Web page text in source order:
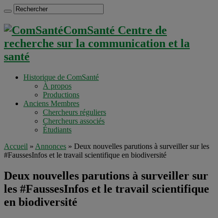
ComSanté Centre de
recherche sur la communication et la
santé
Historique de ComSanté
À propos
Productions
Anciens Membres
Chercheurs réguliers
Chercheurs associés
Étudiants
Accueil » Annonces » Deux nouvelles parutions à surveiller sur les
#FaussesInfos et le travail scientifique en biodiversité
Deux nouvelles parutions à surveiller sur
les #FaussesInfos et le travail scientifique
en biodiversité